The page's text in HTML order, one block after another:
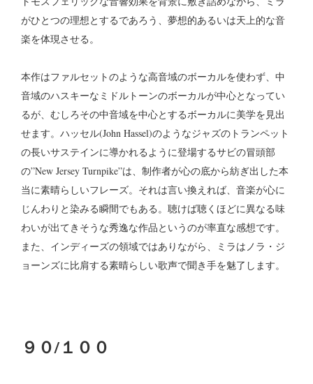
がひとつの理想とするであろう、夢想的あるいは天上的な音
楽を体現させる。
本作はファルセットのような高音域のボーカルを使わず、中
音域のハスキーなミドルトーンのボーカルが中心となってい
るが、むしろその中音域を中心とするボーカルに美学を見出
せます。ハッセル(John Hassel)のようなジャズのトランペット
の長いサステインに導かれるように登場するサビの冒頭部
の”New Jersey Turnpike”は、制作者が心の底から紡ぎ出した本
当に素晴らしいフレーズ。それは言い換えれば、音楽が心に
じんわりと染みる瞬間でもある。聴けば聴くほどに異なる味
わいが出てきそうな秀逸な作品というのが率直な感想です。
また、インディーズの領域ではありながら、ミラはノラ・ジ
ョーンズに比肩する素晴らしい歌声で聞き手を魅了します。
９０/１００